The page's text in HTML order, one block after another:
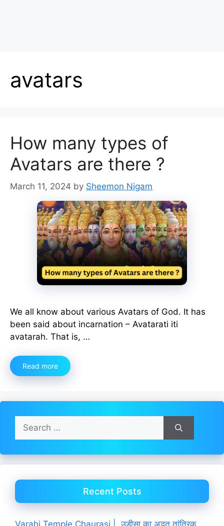
avatars
How many types of
Avatars are there ?
March 11, 2024 by Sheemon Nigam
We all know about various Avatars of God. It has
been said about incarnation – Avatarati iti
avatarah. That is, …
Read more
Search
for:
Recent Posts
Varahi Temple Chaurasi | उड़ीसा का अद्भुत तांत्रिक